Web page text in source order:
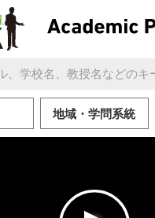
地域・学問系統